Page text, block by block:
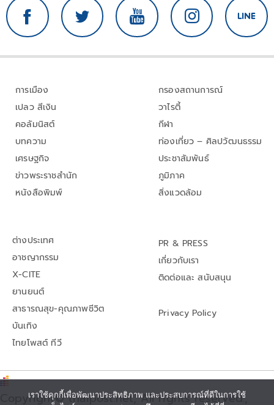
การเมือง
เปลว สีเงิน
คอลัมนิสต์
บทความ
เศรษฐกิจ
ข่าวพระราชสำนัก
หนังสือพิมพ์
กรองสถานการณ์
วาไรตี้
กีฬา
ท่องเที่ยว – ศิลปวัฒนธรรม
ประชาสัมพันธ์
ภูมิภาค
สิ่งแวดล้อม
ต่างประเทศ
อาชญากรรม
X-CITE
ยานยนต์
สาธารณสุข-คุณภาพชีวิต
บันเทิง
ไทยโพสต์ ทีวี
PR & PRESS
เกี่ยวกับเรา
ติดต่อและ สนับสนุน
Privacy Policy
Copyright© thaipost.net, All rights reserved.,
เราใช้คุกกี้เพื่อพัฒนาประสิทธิภาพ และประสบการณ์ที่ดีในการใช้